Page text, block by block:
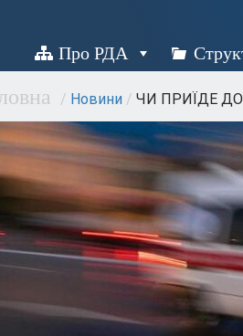
Про РДА
/ Новини / ЧИ ПРИЇДЕ ДО